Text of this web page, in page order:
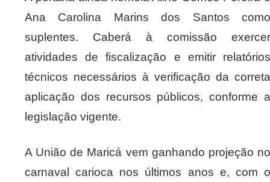
Ana Carolina Marins dos Santos como
suplentes. Caberá à comissão exercer
atividades de fiscalização e emitir relatórios
técnicos necessários à verificação da correta
aplicação dos recursos públicos, conforme a
legislação vigente.
A União de Maricá vem ganhando projeção no
carnaval carioca nos últimos anos e, com o